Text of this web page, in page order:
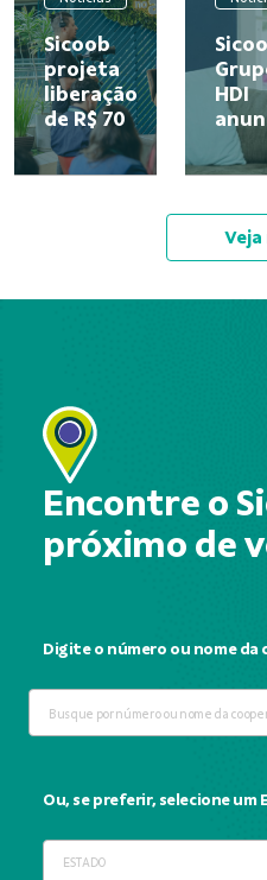
Sicoob
projeta
liberação
de R$ 70
bilhões
em
HDI
e
que
Veja
Encontre o
próximo de
Digite o número ou nome da
Ou, se preferir, selecione um